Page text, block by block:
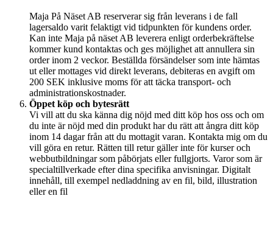
Maja På Näset AB reserverar sig från leverans i de fall
lagersaldo varit felaktigt vid tidpunkten för kundens order.
Kan inte Maja på näset AB leverera enligt orderbekräftelse
kommer kund kontaktas och ges möjlighet att annullera sin
order inom 2 veckor. Beställda försändelser som inte hämtas
ut eller mottages vid direkt leverans, debiteras en avgift om
200 SEK inklusive moms för att täcka transport- och
administrationskostnader.
Öppet köp och bytesrätt
Vi vill att du ska känna dig nöjd med ditt köp hos oss och om
du inte är nöjd med din produkt har du rätt att ångra ditt köp
inom 14 dagar från att du mottagit varan. Kontakta mig om du
vill göra en retur. Rätten till retur gäller inte för kurser och
webbutbildningar som påbörjats eller fullgjorts. Varor som är
specialtillverkade efter dina specifika anvisningar. Digitalt
innehåll, till exempel nedladdning av en fil, bild, illustration
eller en fil